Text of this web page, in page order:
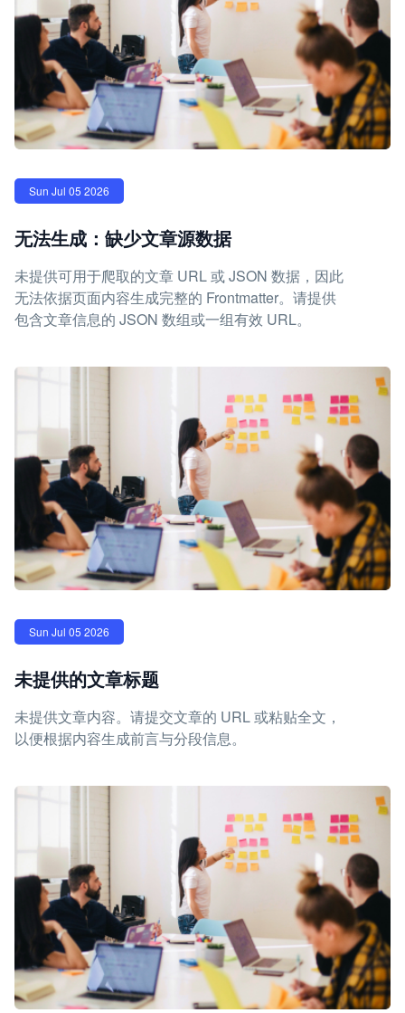
Sun Jul 05 2026
无法生成：缺少文章源数据
未提供可用于爬取的文章 URL 或 JSON 数据，因此
无法依据页面内容生成完整的 Frontmatter。请提供
包含文章信息的 JSON 数组或一组有效 URL。
Sun Jul 05 2026
未提供的文章标题
未提供文章内容。请提交文章的 URL 或粘贴全文，
以便根据内容生成前言与分段信息。